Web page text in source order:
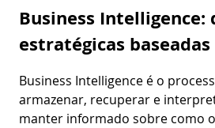
Business Intelligence:
estratégicas
Business Intelligence é o
armazenar, recuperar e
manter informado sobre como